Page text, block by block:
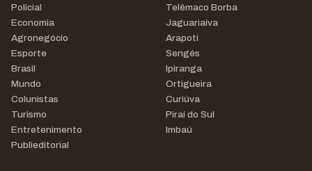
Policial
Economia
Agronegócio
Esporte
Brasil
Mundo
Colunistas
Turismo
Entretenimento
Publieditorial
Telêmaco Borba
Jaguariaíva
Arapoti
Sengés
Ipiranga
Ortigueira
Curiúva
Piraí do Sul
Imbaú